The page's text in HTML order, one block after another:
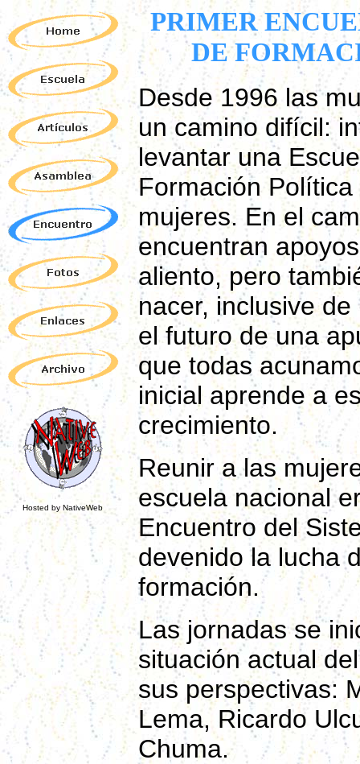
Hosted by NativeWeb
PRIMER
DE
Desde 1996 las
un camino difícil:
levantar una
Formación Política
mujeres. En el
encuentran
aliento, pero
nacer, inclusive
el futuro de una
que todas
inicial aprende a
crecimiento.
Reunir a las
escuela nacional
Encuentro del
devenido la lucha
formación.
Las jornadas se
situación actual
sus perspectivas:
Lema, Ricardo
Chuma.